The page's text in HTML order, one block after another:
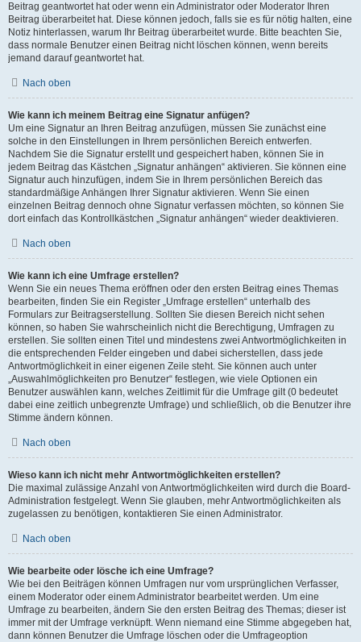
Beitrag geantwortet hat oder wenn ein Administrator oder Moderator Ihren
Beitrag überarbeitet hat. Diese können jedoch, falls sie es für nötig halten, eine
Notiz hinterlassen, warum Ihr Beitrag überarbeitet wurde. Bitte beachten Sie,
dass normale Benutzer einen Beitrag nicht löschen können, wenn bereits
jemand darauf geantwortet hat.
Nach oben
Wie kann ich meinem Beitrag eine Signatur anfügen?
Um eine Signatur an Ihren Beitrag anzufügen, müssen Sie zunächst eine
solche in den Einstellungen in Ihrem persönlichen Bereich entwerfen.
Nachdem Sie die Signatur erstellt und gespeichert haben, können Sie in
jedem Beitrag das Kästchen „Signatur anhängen“ aktivieren. Sie können eine
Signatur auch hinzufügen, indem Sie in Ihrem persönlichen Bereich das
standardmäßige Anhängen Ihrer Signatur aktivieren. Wenn Sie einen
einzelnen Beitrag dennoch ohne Signatur verfassen möchten, so können Sie
dort einfach das Kontrollkästchen „Signatur anhängen“ wieder deaktivieren.
Nach oben
Wie kann ich eine Umfrage erstellen?
Wenn Sie ein neues Thema eröffnen oder den ersten Beitrag eines Themas
bearbeiten, finden Sie ein Register „Umfrage erstellen“ unterhalb des
Formulars zur Beitragserstellung. Sollten Sie diesen Bereich nicht sehen
können, so haben Sie wahrscheinlich nicht die Berechtigung, Umfragen zu
erstellen. Sie sollten einen Titel und mindestens zwei Antwortmöglichkeiten in
die entsprechenden Felder eingeben und dabei sicherstellen, dass jede
Antwortmöglichkeit in einer eigenen Zeile steht. Sie können auch unter
„Auswahlmöglichkeiten pro Benutzer“ festlegen, wie viele Optionen ein
Benutzer auswählen kann, welches Zeitlimit für die Umfrage gilt (0 bedeutet
dabei eine zeitlich unbegrenzte Umfrage) und schließlich, ob die Benutzer ihre
Stimme ändern können.
Nach oben
Wieso kann ich nicht mehr Antwortmöglichkeiten erstellen?
Die maximal zulässige Anzahl von Antwortmöglichkeiten wird durch die Board-
Administration festgelegt. Wenn Sie glauben, mehr Antwortmöglichkeiten als
zugelassen zu benötigen, kontaktieren Sie einen Administrator.
Nach oben
Wie bearbeite oder lösche ich eine Umfrage?
Wie bei den Beiträgen können Umfragen nur vom ursprünglichen Verfasser,
einem Moderator oder einem Administrator bearbeitet werden. Um eine
Umfrage zu bearbeiten, ändern Sie den ersten Beitrag des Themas; dieser ist
immer mit der Umfrage verknüpft. Wenn niemand eine Stimme abgegeben hat,
dann können Benutzer die Umfrage löschen oder die Umfrageoption